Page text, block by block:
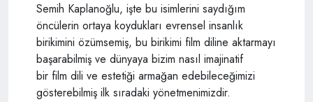
Semih Kaplanoğlu, işte bu isimlerini saydığım
öncülerin ortaya koydukları evrensel insanlık
birikimini özümsemiş, bu birikimi film diline aktarmayı
başarabilmiş ve dünyaya bizim nasıl imajinatif
bir film dili ve estetiği armağan edebileceğimizi
gösterebilmiş ilk sıradaki yönetmenimizdir.